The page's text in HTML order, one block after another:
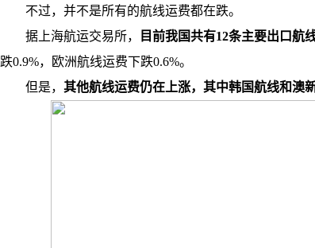
不过，并不是所有的航线运费都在跌。
据上海航运交易所，
目前我国共有12条主要出口航
跌0.9%，欧洲航线运费下跌0.6%。
但是， 其他航线运费仍在上涨，其中韩国航线和澳